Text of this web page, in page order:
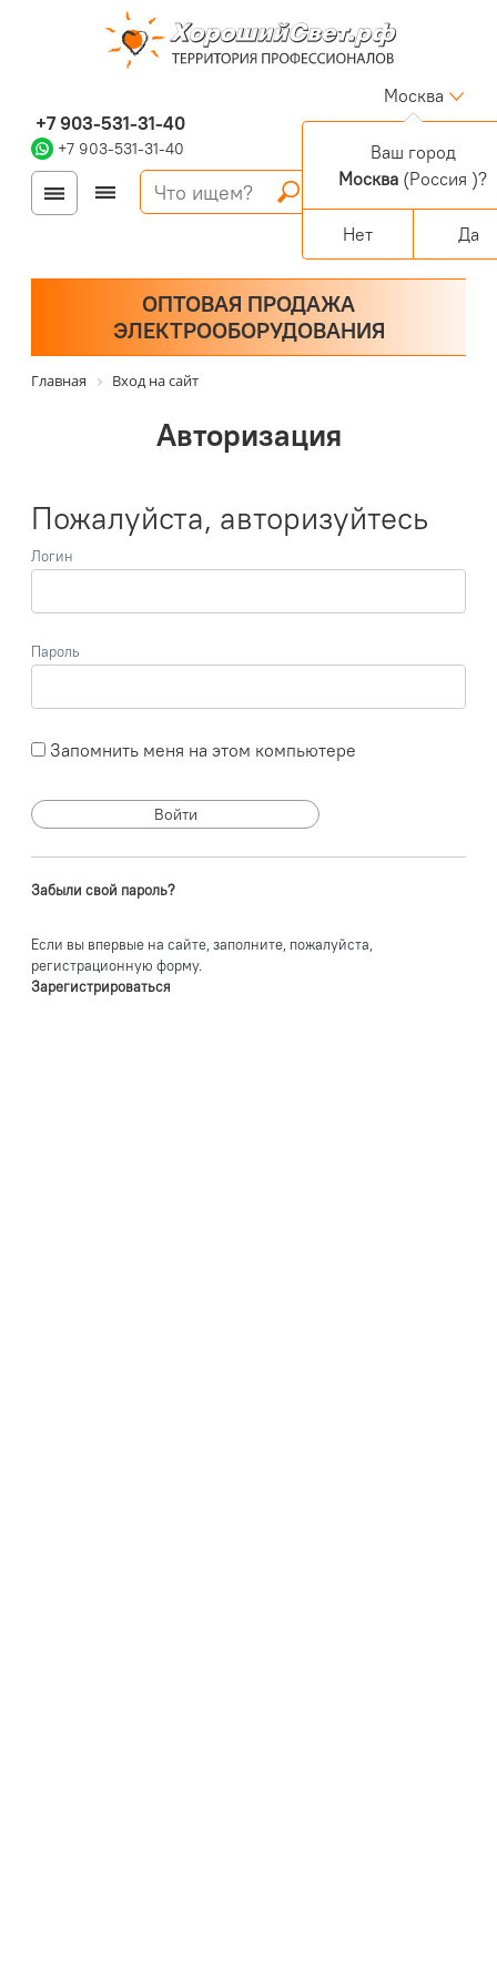
+7 903-531-31-40
+7 903-531-31-40
Москва
Войти
Регистрация
Корзина
0 позиций
Персональный раздел
ОПТОВАЯ ПРОДАЖА
ЭЛЕКТРООБОРУДОВАНИЯ
Главная Вход на сайт
Авторизация
Пожалуйста, авторизуйтесь
Логин
Пароль
Запомнить меня на этом компьютере
Забыли свой пароль?
Если вы впервые на сайте, заполните, пожалуйста,
регистрационную форму.
Зарегистрироваться
Ваш город
Москва (Россия )?
Нет Да